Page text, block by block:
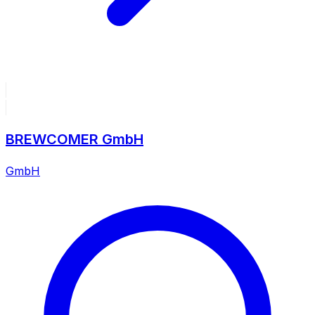
BREWCOMER GmbH
GmbH